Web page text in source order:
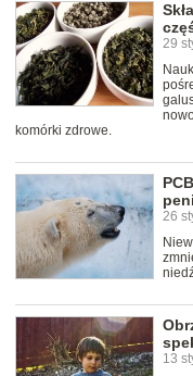
29
komórki zdrowe.
26
13